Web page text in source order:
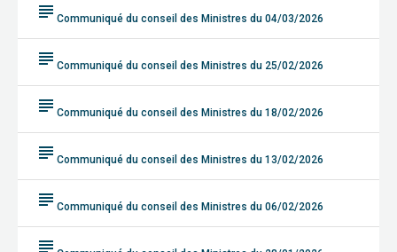
subject Communiqué du conseil des Ministres du 04/03/2026
subject Communiqué du conseil des Ministres du 25/02/2026
subject Communiqué du conseil des Ministres du 18/02/2026
subject Communiqué du conseil des Ministres du 13/02/2026
subject Communiqué du conseil des Ministres du 06/02/2026
subject